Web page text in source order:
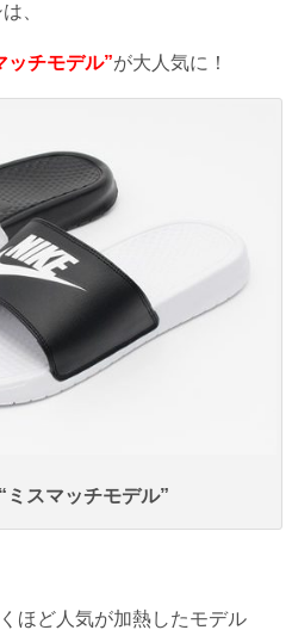
、
ッチモデル”が大人気に！
ミスマッチモデル”
ほど人気が加熱したモデル